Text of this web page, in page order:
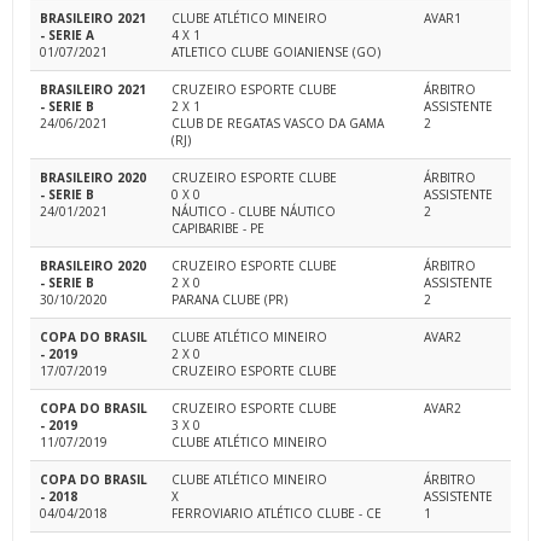
BRASILEIRO 2021
- SERIE A
01/07/2021
CLUBE ATLÉTICO MINEIRO
4 X 1
ATLETICO CLUBE GOIANIENSE (GO)
AVAR1
BRASILEIRO 2021
- SERIE B
24/06/2021
CRUZEIRO ESPORTE CLUBE
2 X 1
CLUB DE REGATAS VASCO DA GAMA
(RJ)
ÁRBITRO
ASSISTENTE
2
BRASILEIRO 2020
- SERIE B
24/01/2021
CRUZEIRO ESPORTE CLUBE
0 X 0
NÁUTICO - CLUBE NÁUTICO
CAPIBARIBE - PE
ÁRBITRO
ASSISTENTE
2
BRASILEIRO 2020
- SERIE B
30/10/2020
CRUZEIRO ESPORTE CLUBE
2 X 0
PARANA CLUBE (PR)
ÁRBITRO
ASSISTENTE
2
COPA DO BRASIL
- 2019
17/07/2019
CLUBE ATLÉTICO MINEIRO
2 X 0
CRUZEIRO ESPORTE CLUBE
AVAR2
COPA DO BRASIL
- 2019
11/07/2019
CRUZEIRO ESPORTE CLUBE
3 X 0
CLUBE ATLÉTICO MINEIRO
AVAR2
COPA DO BRASIL
- 2018
04/04/2018
CLUBE ATLÉTICO MINEIRO
X
FERROVIARIO ATLÉTICO CLUBE - CE
ÁRBITRO
ASSISTENTE
1